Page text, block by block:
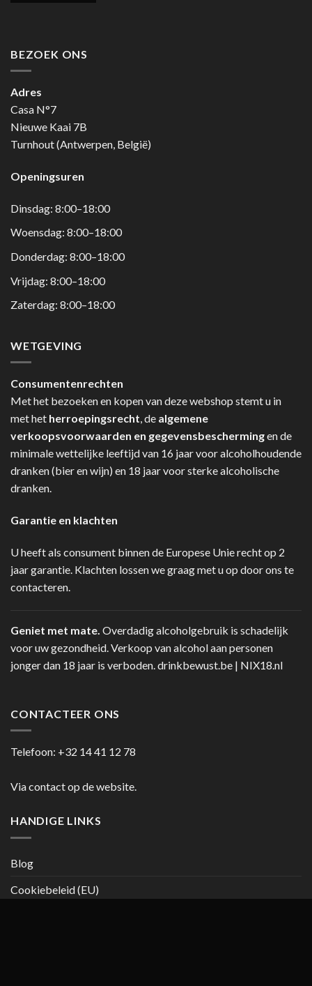
BEZOEK ONS
Adres
Casa N°7
Nieuwe Kaai 7B
Turnhout (Antwerpen, België)
Openingsuren
Dinsdag: 8:00–18:00
Woensdag: 8:00–18:00
Donderdag: 8:00–18:00
Vrijdag: 8:00–18:00
Zaterdag: 8:00–18:00
WETGEVING
Consumentenrechten
Met het bezoeken en kopen van deze webshop stemt u in
met het herroepingsrecht, de algemene
verkoopsvoorwaarden en gegevensbeschermingen de
minimale wettelijke leeftijd van 16 jaar voor alcoholhoudende
dranken (bier en wijn) en 18 jaar voor sterke alcoholische
dranken.
Garantie en klachten
U heeft als consument binnen de Europese Unie recht op 2
jaar garantie. Klachten lossen we graag met u op door ons te
contacteren.
Geniet met mate. Overdadig alcoholgebruik is schadelijk
voor uw gezondheid. Verkoop van alcohol aan personen
jonger dan 18 jaar is verboden. drinkbewust.be | NIX18.nl
CONTACTEER ONS
Telefoon: +32 14 41 12 78
Via contact op de website.
HANDIGE LINKS
Blog
Cookiebeleid (EU)